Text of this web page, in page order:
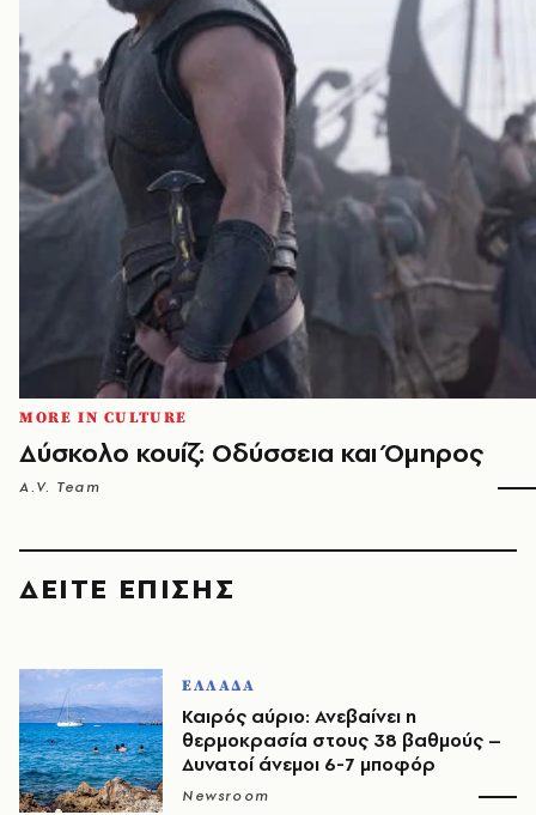
MORE IN CULTURE
Δύσκολο κουίζ: Οδύσσεια και Όμηρος
A.V. Team
ΔΕΙΤΕ ΕΠΙΣΗΣ
ΕΛΛΑΔΑ
Καιρός αύριο: Ανεβαίνει η
θερμοκρασία στους 38 βαθμούς –
Δυνατοί άνεμοι 6-7 μποφόρ
Newsroom